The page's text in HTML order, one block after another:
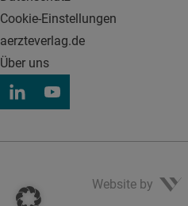
Cookie-Einstellungen
aerzteverlag.de
Über uns
Website by